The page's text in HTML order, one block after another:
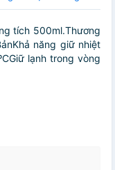
tích 500ml.Thương
năng giữ nhiệt
lạnh trong vòng